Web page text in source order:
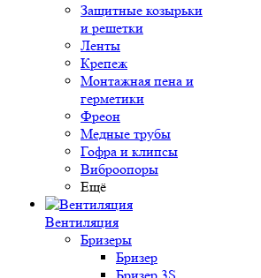
Защитные козырьки
и решетки
Ленты
Крепеж
Монтажная пена и
герметики
Фреон
Медные трубы
Гофра и клипсы
Виброопоры
Ещё
Вентиляция
Бризеры
Бризер